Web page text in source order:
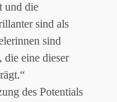
und die
sind als
sind
eine dieser
des Potentials